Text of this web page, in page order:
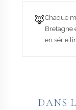
🦊Chaque
Bretagne
en série
DANS